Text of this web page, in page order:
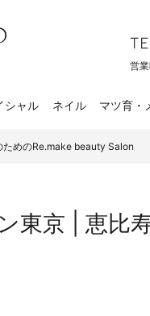
営
シャル ネイル マツ育・
めのRe.make beauty Salon
東京 | 恵比